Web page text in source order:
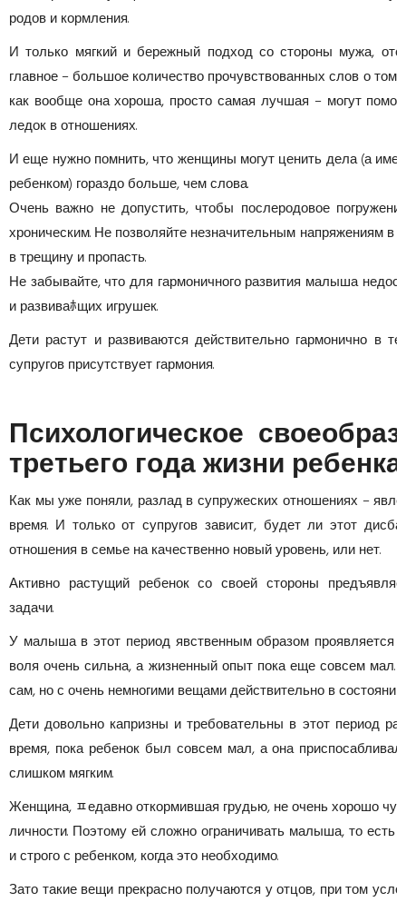
родов и кормления.
И только мягкий и бережный подход со стороны мужа,
главное – большое количество прочувствованных слов о
как вообще она хороша, просто самая лучшая – могут
ледок в отношениях.
И еще нужно помнить, что женщины могут ценить дела (а
ребенком) гораздо больше, чем слова.
Очень важно не допустить, чтобы послеродовое
хроническим. Не позволяйте незначительным напряжениям в
в трещину и пропасть.
Не забывайте, что для гармоничного развития малыша
и развиваﾎщих игрушек.
Дети растут и развиваются действительно гармонично в
супругов присутствует гармония.
Психологическое
третьего года жизни
Как мы уже поняли, разлад в супружеских отношениях –
время. И только от супругов зависит, будет ли этот
отношения в семье на качественно новый уровень, или нет.
Активно растущий ребенок со своей стороны
задачи.
У малыша в этот период явственным образом проявляется
воля очень сильна, а жизненный опыт пока еще совсем
сам, но с очень немногими вещами действительно в состоянии
Дети довольно капризны и требовательны в этот период
время, пока ребенок был совсем мал, а она
слишком мягким.
Женщина, ﾽедавно откормившая грудью, не очень хорошо
личности. Поэтому ей сложно ограничивать малыша, то есть
и строго с ребенком, когда это необходимо.
Зато такие вещи прекрасно получаются у отцов, при том